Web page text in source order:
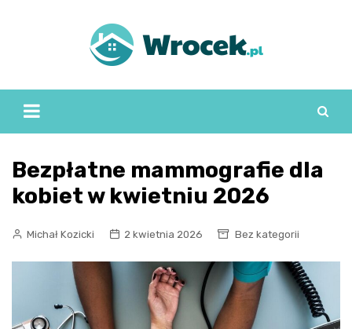
Bezpłatne mammografie dla
kobiet w kwietniu 2026
Michał Kozicki 2 kwietnia 2026 Bez kategorii